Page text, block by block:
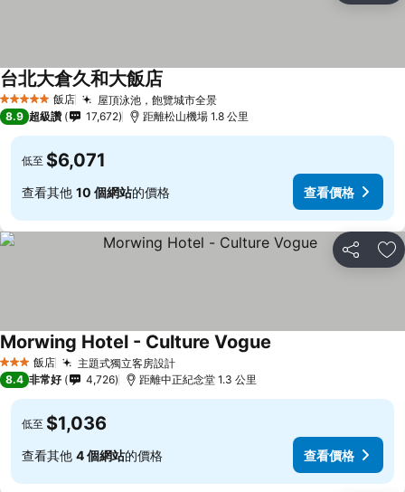
5 星級 飯店 屋頂泳池，飽覽城市全景
台北大倉久和大飯店
8.9 超級讚 17,672 距離松山機場 1.8 公里
低至 $6,071
查看其他 10 個網站的價格 查看價格
分享 加
3 星級 飯店 主題式獨立客房設計
Morwing Hotel - Culture Vogue
8.4 非常好 4,726 距離中正紀念堂 1.3 公里
低至 $1,036
查看其他 4 個網站的價格 查看價格